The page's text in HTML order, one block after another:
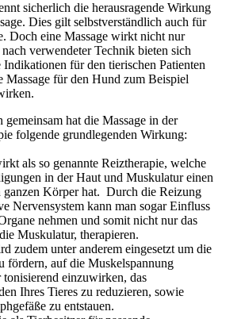
sicherlich die herausragende Wirkung
Dies gilt selbstverständlich auch für
Doch eine Massage wirkt nicht nur
nach verwendeter Technik bieten sich
Indikationen für den tierischen Patienten
Massage für den Hund zum Beispiel
hat die Massage in der
folgende grundlegenden Wirkung:
als so genannte Reiztherapie, welche
in der Haut und Muskulatur einen
ganzen Körper hat. Durch die Reizung
Nervensystem kann man sogar Einfluss
nehmen und somit nicht nur das
Muskulatur, therapieren.
zudem unter anderem eingesetzt um die
fördern, auf die Muskelspannung
tonisierend einzuwirken, das
Ihres Tieres zu reduzieren, sowie
zu entstauen.